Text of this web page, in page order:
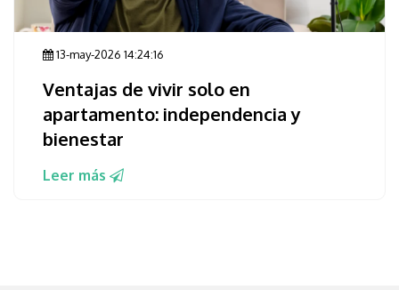
13-may-2026 14:24:16
Ventajas de vivir solo en
apartamento: independencia y
bienestar
Leer más